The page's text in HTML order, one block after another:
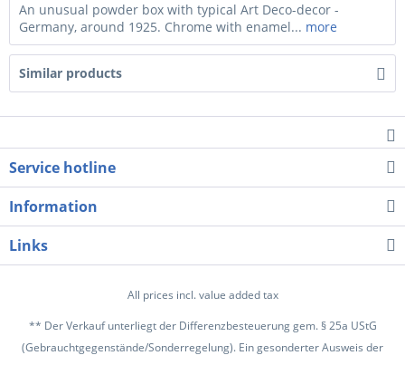
An unusual powder box with typical Art Deco-decor -
Germany, around 1925. Chrome with enamel... more
Similar products
Service hotline
Information
Links
All prices incl. value added tax
** Der Verkauf unterliegt der Differenzbesteuerung gem. § 25a UStG
(Gebrauchtgegenstände/Sonderregelung). Ein gesonderter Ausweis der